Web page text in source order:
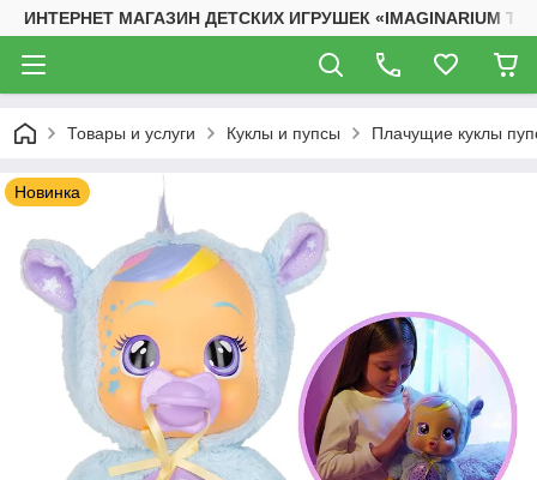
ИНТЕРНЕТ МАГАЗИН ДЕТСКИХ ИГРУШЕК «IMAGINARIUM
Товары и услуги Куклы и пупсы Плачущие куклы
Новинка